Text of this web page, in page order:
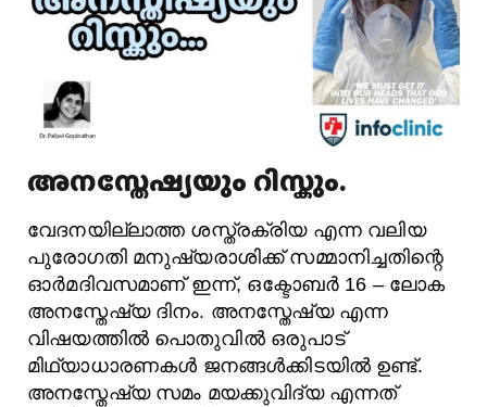
അനസ്തേഷ്യയും റിസ്കും.
വേദനയില്ലാത്ത ശസ്ത്രക്രിയ എന്ന വലിയ
പുരോഗതി മനുഷ്യരാശിക്ക് സമ്മാനിച്ചതിന്റെ
ഓർമദിവസമാണ് ഇന്ന്, ഒക്ടോബർ 16 – ലോക
അനസ്തേഷ്യ ദിനം. അനസ്തേഷ്യ എന്ന
വിഷയത്തിൽ പൊതുവിൽ ഒരുപാട്
മിഥ്യാധാരണകൾ ജനങ്ങൾക്കിടയിൽ ഉണ്ട്.
അനസ്തേഷ്യ സമം മയക്കുവിദ്യ എന്നത്